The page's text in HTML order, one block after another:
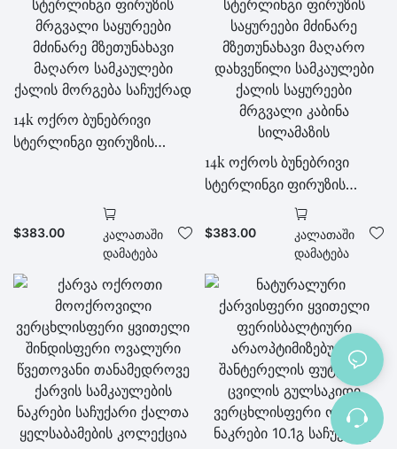
14k ოქრო ბუნებრივი
სტერლინგი ფირუზის
მაღარო სამკაულები
ქალის მორგება საჩუქრად
$383.00
Კალათაში
Დამატება
14k ოქროს ბუნებრივი
სტერლინგი ფირუზის
საყურეები მძინარე
მზეთუნახავი მაღარო
დახვეწილი სამკაულები
ქალის საყურეები
მრგვალი კაბინა
სილამაზის
$383.00
Კალათაში
Დამატება